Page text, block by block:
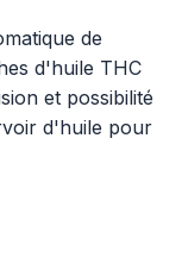
de
d'huile THC
et possibilité
d'huile pour